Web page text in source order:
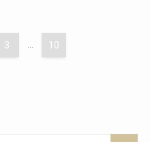
3 ... 10